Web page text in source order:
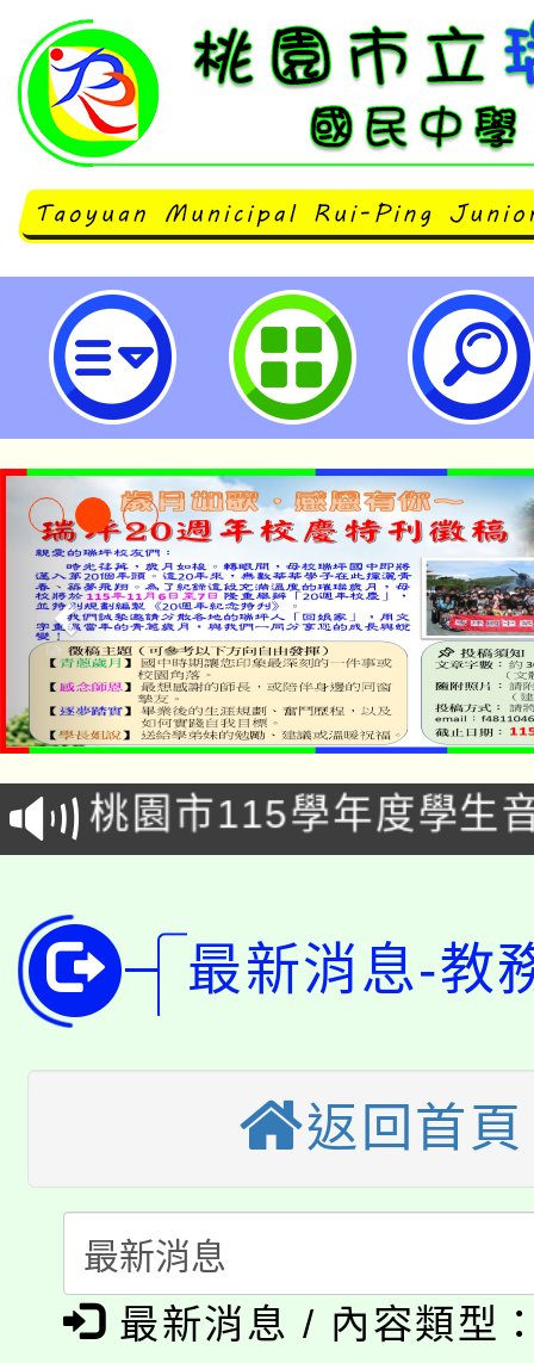
國家華語測驗推動工作委員會辦理
驗」-桃園市立瑞坪國民中學
公告本校115學年度第
代理(課)教師甄選結果(
「2026金融保險知識
車」活動
桃園市115學年度學生
生本土語及新住民語歌
公告本校115學年度第
代理(課)教師甄選結果(
代理(課)教師甄選結果(
轉知中國文化大學推廣
程，歡迎學生輔導中心
系所師生報名參加。
縣市「校園短影音徵
踴躍報名參加。
桃園市115學年度學生
「桃園市補助參觀特色
展演活動實施計畫」
115年度「教育部表揚
義教育推展貢獻獎」
公告本校115學年度第
代理(課)教師甄選結果(
「2026金融保險知識
最新消息-教
返回首頁
最新消息 / 內容類型